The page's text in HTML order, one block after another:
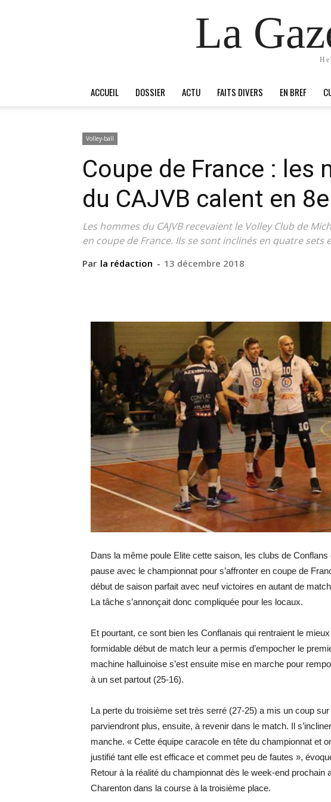
La
ACCUEIL DOSSIER ACTU FAITS DIVERS EN BREF
Volley-ball
Coupe de France : les
du CAJVB calent en
Les hommes du CAJVB recevaient le Volley Club de
en coupe de France. Ils se sont inclinés en quatre
Par la rédaction - 13 décembre 2018
Dans la même poule Elite cette saison, les clubs de
pause avec le championnat pour s’affronter en coupe de
début de saison parfait avec neuf victoires en autant de
La tâche s’annonçait donc compliquée pour les locaux.
Et pourtant, ce sont bien les Conflanais qui rentraient le
formidable début de match leur a permis d’empocher le
machine halluinoise s’est ensuite mise en marche pour
à un set partout (25-16).
La perte du troisième set très serré (27-25) a mis un coup
parviendront plus, ensuite, à revenir dans le match. Il
manche. « Cette équipe caracole en tête du championnat et
justifié tant elle est efficace et commet peu de fautes »,
Retour à la réalité du championnat dès le week-end
Charenton dans la course à la troisième place.